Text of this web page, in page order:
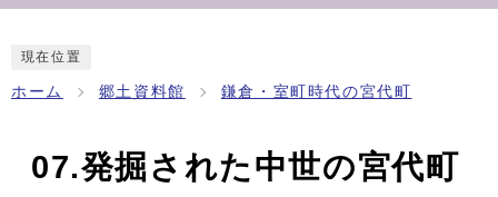
現在位置
ホーム 郷土資料館 鎌倉・室町時代の宮代町
07.発掘された中世の宮代町